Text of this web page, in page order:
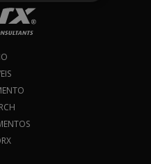
& Condições